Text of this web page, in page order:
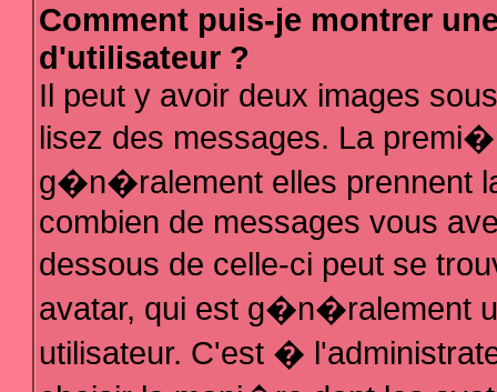
Comment puis-je montrer
d'utilisateur ?
Il peut y avoir deux images
lisez des messages. La
g�n�ralement elles prennent
combien de messages vous
dessous de celle-ci peut se
avatar, qui est g�n�ralement
utilisateur. C'est �